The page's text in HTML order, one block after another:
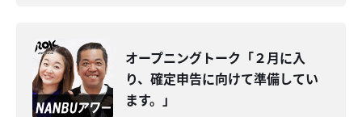
オープニングトーク「２月に入
り、確定申告に向けて準備してい
ます。」